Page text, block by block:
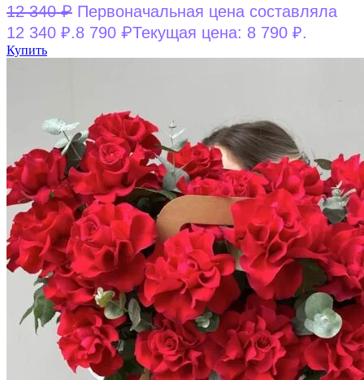
12 340₽ Первоначальная цена составляла
12 340 ₽.8 790 ₽Текущая цена: 8 790 ₽.
Купить